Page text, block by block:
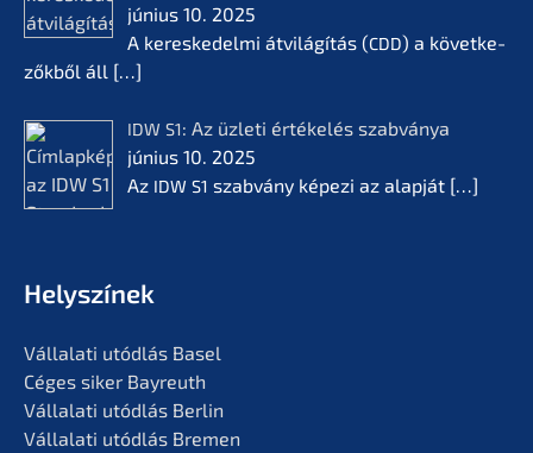
június 10. 2025
A keres­ke­del­mi átvilá­gí­tás (CDD) a követ­ke­
zők­ből áll […]
IDW S1: Az üzleti értékelés szabvá­nya
június 10. 2025
Az IDW S1 szabvá­ny képezi az alapját […]
Helyszí­nek
Vállala­ti utódlás Basel
Céges siker Bayreuth
Vállala­ti utódlás Berlin
Vállala­ti utódlás Bremen